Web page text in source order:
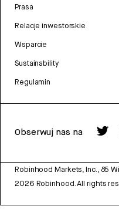
Prasa
Relacje inwestorskie
Wsparcie
Sustainability
Regulamin
Obserwuj nas na
Robinhood Markets, Inc., 85
2026 Robinhood. All rights